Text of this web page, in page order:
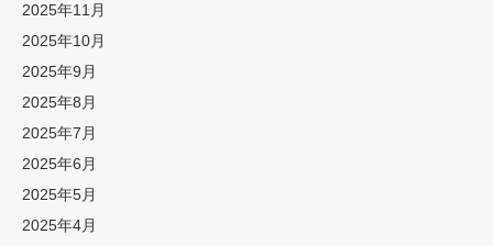
2025年11月
2025年10月
2025年9月
2025年8月
2025年7月
2025年6月
2025年5月
2025年4月